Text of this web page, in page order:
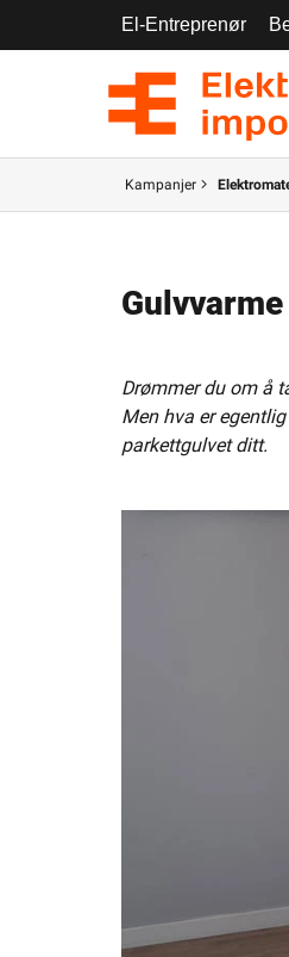
El-Entreprenør
Kampanjer
Drømmer du om å
Men hva er
parkettgulvet ditt.